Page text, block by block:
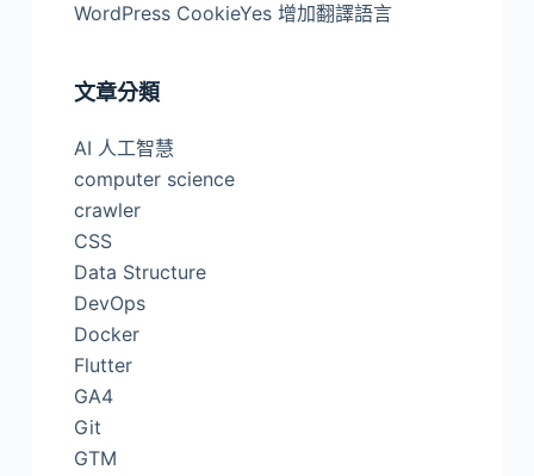
WordPress CookieYes 增加翻譯語言
文章分類
AI 人工智慧
computer science
crawler
CSS
Data Structure
DevOps
Docker
Flutter
GA4
Git
GTM